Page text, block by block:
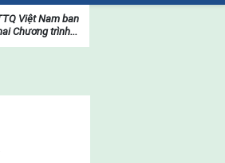
Việt Nam ban
Chương trình...